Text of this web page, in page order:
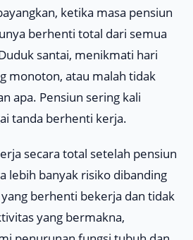
ketika masa pensiun
berhenti total dari semua
santai, menikmati hari
monoton, atau malah tidak
apa. Pensiun sering kali
tanda berhenti kerja.
secara total setelah pensiun
lebih banyak risiko dibanding
berhenti bekerja dan tidak
yang bermakna,